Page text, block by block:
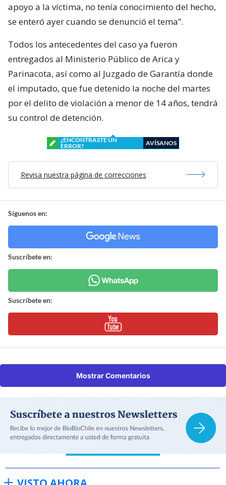
apoyo a la víctima, no tenía conocimiento del hecho,
se enteró ayer cuando se denunció el tema”.
Todos los antecedentes del caso ya fueron
entregados al Ministerio Público de Arica y
Parinacota, así como al Juzgado de Garantía donde
el imputado, que fue detenido la noche del martes
por el delito de violación a menor de 14 años, tendrá
su control de detención.
¿ENCONTRASTE UN
ERROR?
AVÍSANOS
Revisa nuestra página de correcciones
Síguenos en:
Suscríbete en:
Suscríbete en:
Mostrar Comentarios